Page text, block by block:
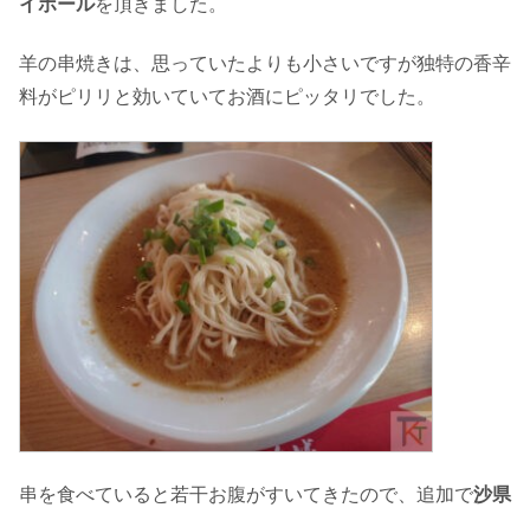
羊の串焼きは、思っていたよりも小さいですが独特の香辛
料がピリリと効いていてお酒にピッタリでした。
串を食べていると若干お腹がすいてきたので、追加で沙県